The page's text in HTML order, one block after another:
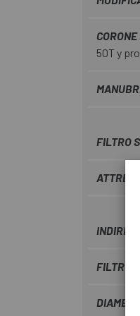
50T y
FILTRO
INDIRIZZO
FILTRO